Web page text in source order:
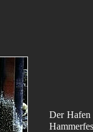
Der Hafen